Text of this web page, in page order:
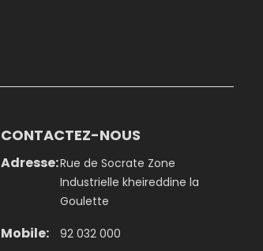
CONTACTEZ-NOUS
Adresse:Rue de Socrate Zone
Industrielle kheireddine la
Goulette
Mobile: 92 032 000